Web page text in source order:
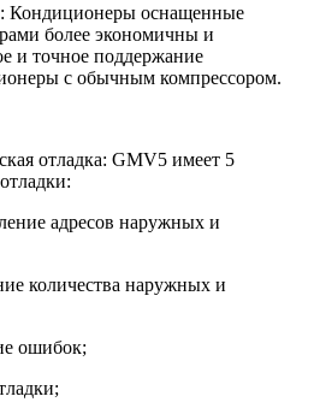
Кондиционеры оснащенные
более экономичны и
и точное поддержание
с обычным компрессором.
отладка: GMV5 имеет 5
адресов наружных и
количества наружных и
ошибок;